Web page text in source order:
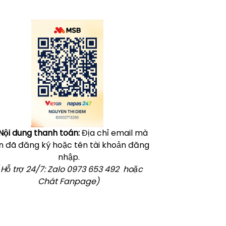
dung thanh toán:Địa chỉ email mà
đã đăng ký hoặc tên tài khoản đăng
nhập.
trợ 24/7: Zalo 0973 653 492 hoặc
Chát Fanpage)